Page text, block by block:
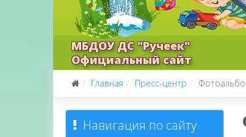
МБДОУ ДС "Ручеек"
Официальный сайт
Главная Пресс-центр
Навигация по сайту